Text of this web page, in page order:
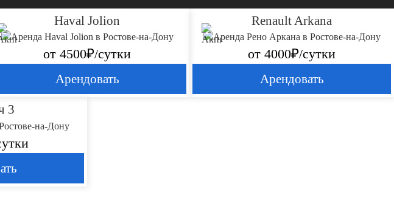
Haval Jolion
от 4500₽/сутки
Арендовать
Renault Arkana
от 4000₽/сутки
Арендовать
3